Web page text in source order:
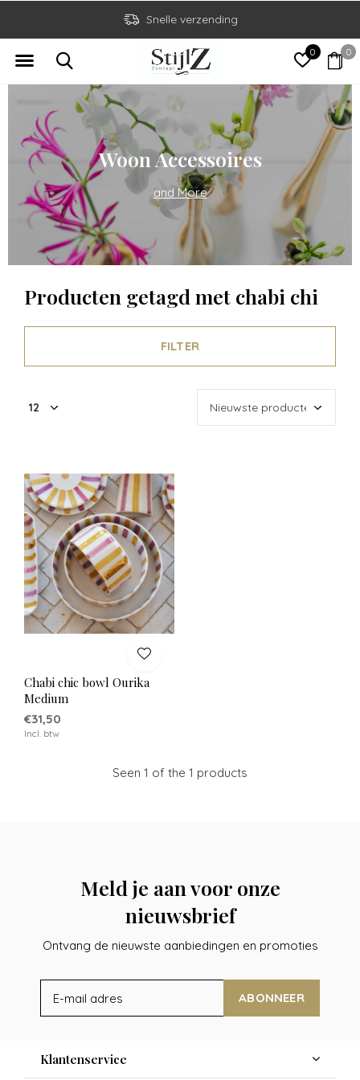
0 0
Snelle verzending
Woon Accessoires
and More
Producten getagd met chabi chi
FILTER
Chabi chic bowl Ourika
Medium
€31,50
Incl. btw
Seen 1 of the 1 products
Meld je aan voor onze
nieuwsbrief
Ontvang de nieuwste aanbiedingen en promoties
ABONNEER
Klantenservice